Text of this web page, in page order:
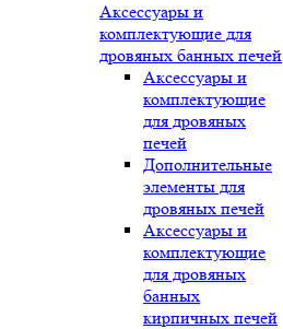
Аксессуары и
комплектующие для
дровяных банных печей
Аксессуары и
комплектующие
для дровяных
печей
Дополнительные
элементы для
дровяных печей
Аксессуары и
комплектующие
для дровяных
банных
кирпичных печей